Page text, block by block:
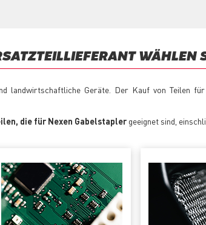
WÄHLEN
landwirtschaftliche Geräte. Der Kauf von Teilen
die für Nexen Gabelstapler geeignet sind,